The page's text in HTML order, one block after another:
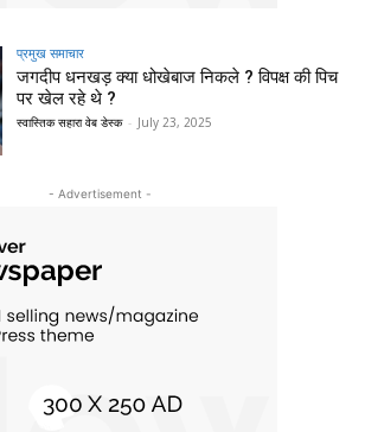
प्रमुख समाचार‎
जगदीप धनखड़ क्या धोखेबाज निकले ? विपक्ष की पिच
पर खेल रहे थे ?
स्वास्तिक सहारा वेब डेस्क - July 23, 2025
- Advertisement -